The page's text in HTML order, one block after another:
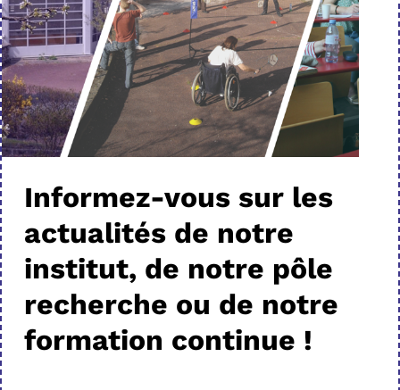
Informez-vous sur les
actualités de notre
institut, de notre pôle
recherche ou de notre
formation continue !